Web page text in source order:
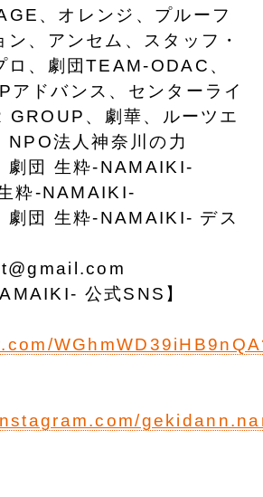
、オレンジ、プルーフ
ン、アンセム、スタッフ・
ロ、劇団TEAM-ODAC、
ドバンス、センターライ
GROUP、劇華、ルーツエ
NPO法人神奈川の力
劇団 生粋-NAMAIKI-
粋-NAMAIKI-
劇団 生粋-NAMAIKI- デス
公式SNS】